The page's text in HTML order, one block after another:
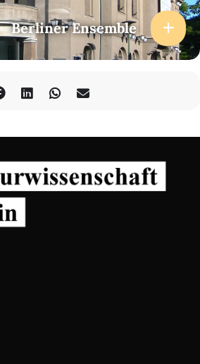
Quest, Merle Wasmuth
Berliner Ensemble